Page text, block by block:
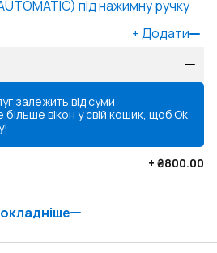
під нажимну ручку
+Додати
залежить від суми
вікон у свій кошик, щобOk
+ ₴800.00